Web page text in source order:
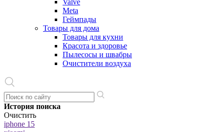
Valve
Meta
Геймпады
Товары для дома
Товары для кухни
Красота и здоровье
Пылесосы и швабры
Очистители воздуха
История поиска
Очистить
iphone 15